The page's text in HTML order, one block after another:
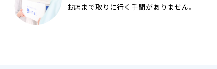
お店まで取りに行く手間がありません。